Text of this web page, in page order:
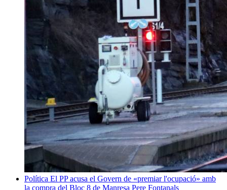
Política El PP acusa el Govern de «premiar l'ocupació» amb
la compra del Bloc 8 de Manresa Pere Fontanals